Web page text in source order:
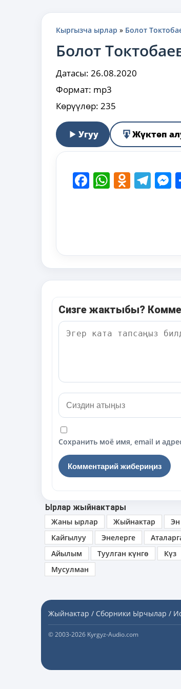
Кыргызча ырлар » Болот
Болот
Датасы: 26.08.2020
Формат: mp3
Көрүүлөр: 235
Угуу Жүктөп
Facebook
Сизге жактыбы?
Сохранить моё имя, email и
Ырлар жыйнактары
Жаны ырлар
Жыйнактар
Кайгылуу
Энелерге
Айылым
Туулган күнгө Күз
Мусулман
Жыйнактар / Сборники Ырчылар /
© 2003-2026 Kyrgyz-Audio.com